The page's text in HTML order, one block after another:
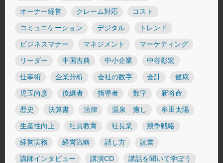
オーナー経営 クレーム対応 コスト
コミュニケーション デジタル トレンド
ビジネスマナー マネジメント マーケティング
リーダー 中国古典 中小企業 中谷彰宏
仕事術 企業分析 会社の数字 会計 健康
児玉尚彦 後継者 指導者 数字 新将命
歴史 決算書 法律 温泉 癒し 牟田太陽
生産性向上 社員教育 社長業 競争戦略
経営実務 経営戦略 話し方 読書
講師インタビュー 講演CD 講話を聞いて学ぼう